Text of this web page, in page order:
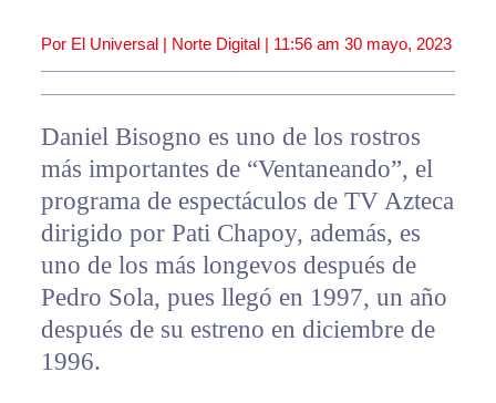
Por El Universal | Norte Digital | 11:56 am 30 mayo, 2023
Daniel Bisogno es uno de los rostros
más importantes de “Ventaneando”, el
programa de espectáculos de TV Azteca
dirigido por Pati Chapoy, además, es
uno de los más longevos después de
Pedro Sola, pues llegó en 1997, un año
después de su estreno en diciembre de
1996.